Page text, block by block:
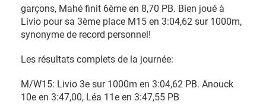
garçons, Mahé finit 6ème en 8,70 PB. Bien joué à
Livio pour sa 3ème place M15 en 3:04,62 sur 1000m,
synonyme de record personnel!
Les résultats complets de la journée:
M/W15: Livio 3e sur 1000m en 3:04,62 PB. Anouck
10e en 3:47,00, Léa 11e en 3:47,55 PB